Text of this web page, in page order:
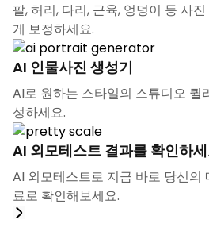
팔, 허리, 다리, 근육, 엉덩이 등 사
게 보정하세요.
AI 인물사진 생성기
AI로 원하는 스타일의 스튜디오 퀄
성하세요.
AI 외모테스트 결과를 확인하
AI 외모테스트로 지금 바로 당신의
료로 확인해보세요.